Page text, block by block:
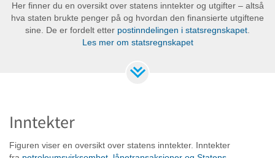
Her finner du en oversikt over statens inntekter og utgifter – altså
hva staten brukte penger på og hvordan den finansierte utgiftene
sine. De er fordelt etter postinndelingen i statsregnskapet
Les mer om statsregnskapet
Inntekter
Figuren viser en oversikt over statens inntekter. Inntekter